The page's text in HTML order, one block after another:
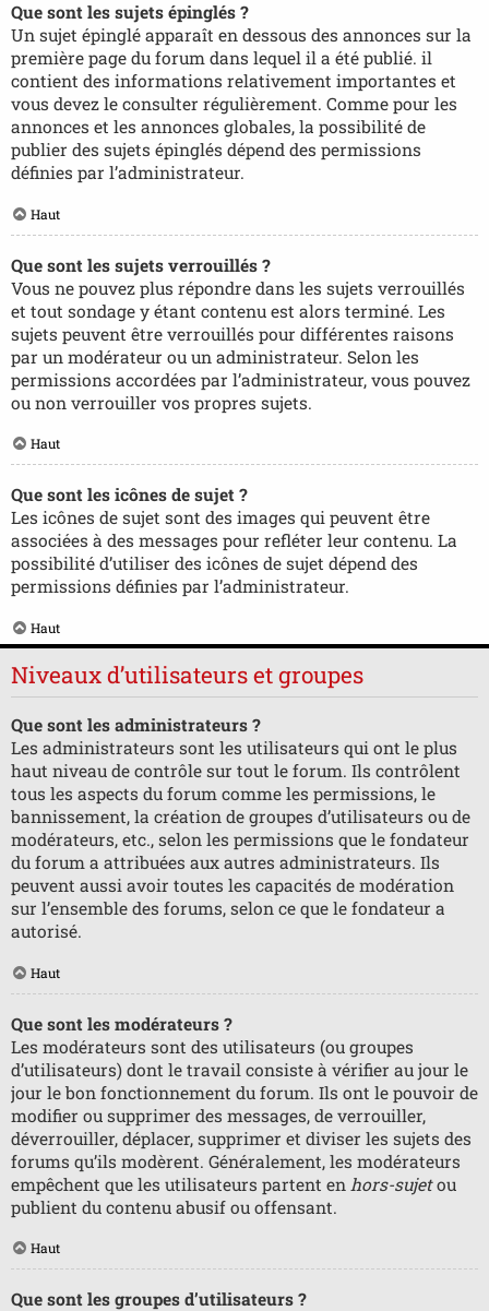
Que sont les sujets épinglés ?
Un sujet épinglé apparaît en dessous des annonces sur la
première page du forum dans lequel il a été publié. il
contient des informations relativement importantes et
vous devez le consulter régulièrement. Comme pour les
annonces et les annonces globales, la possibilité de
publier des sujets épinglés dépend des permissions
définies par l’administrateur.
Haut
Que sont les sujets verrouillés ?
Vous ne pouvez plus répondre dans les sujets verrouillés
et tout sondage y étant contenu est alors terminé. Les
sujets peuvent être verrouillés pour différentes raisons
par un modérateur ou un administrateur. Selon les
permissions accordées par l’administrateur, vous pouvez
ou non verrouiller vos propres sujets.
Haut
Que sont les icônes de sujet ?
Les icônes de sujet sont des images qui peuvent être
associées à des messages pour refléter leur contenu. La
possibilité d’utiliser des icônes de sujet dépend des
permissions définies par l’administrateur.
Haut
Niveaux d’utilisateurs et groupes
Que sont les administrateurs ?
Les administrateurs sont les utilisateurs qui ont le plus
haut niveau de contrôle sur tout le forum. Ils contrôlent
tous les aspects du forum comme les permissions, le
bannissement, la création de groupes d’utilisateurs ou de
modérateurs, etc., selon les permissions que le fondateur
du forum a attribuées aux autres administrateurs. Ils
peuvent aussi avoir toutes les capacités de modération
sur l’ensemble des forums, selon ce que le fondateur a
autorisé.
Haut
Que sont les modérateurs ?
Les modérateurs sont des utilisateurs (ou groupes
d’utilisateurs) dont le travail consiste à vérifier au jour le
jour le bon fonctionnement du forum. Ils ont le pouvoir de
modifier ou supprimer des messages, de verrouiller,
déverrouiller, déplacer, supprimer et diviser les sujets des
forums qu’ils modèrent. Généralement, les modérateurs
empêchent que les utilisateurs partent en hors-sujetou
publient du contenu abusif ou offensant.
Haut
Que sont les groupes d’utilisateurs ?